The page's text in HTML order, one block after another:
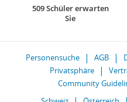
509 Schüler erwarten
Sie
Personensuche AGB
Privatsphäre
Community